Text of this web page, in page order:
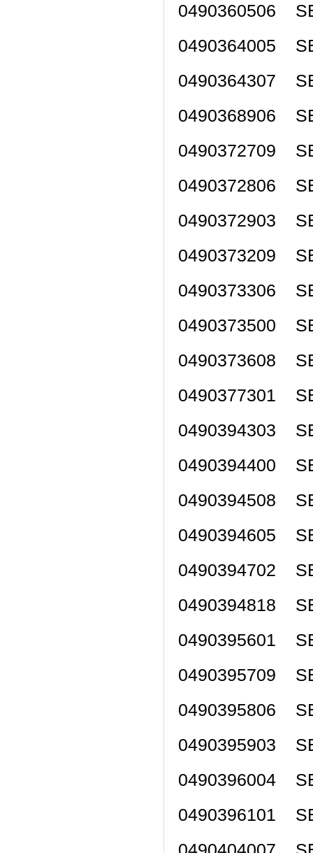
0490360506
0490364005
0490364307
0490368906
0490372709
0490372806
0490372903
0490373209
0490373306
0490373500
0490373608
0490377301
0490394303
0490394400
0490394508
0490394605
0490394702
0490394818
0490395601
0490395709
0490395806
0490395903
0490396004
0490396101